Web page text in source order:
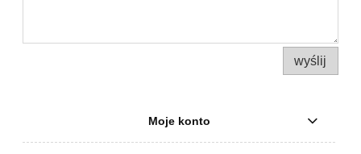
wyślij
Moje konto